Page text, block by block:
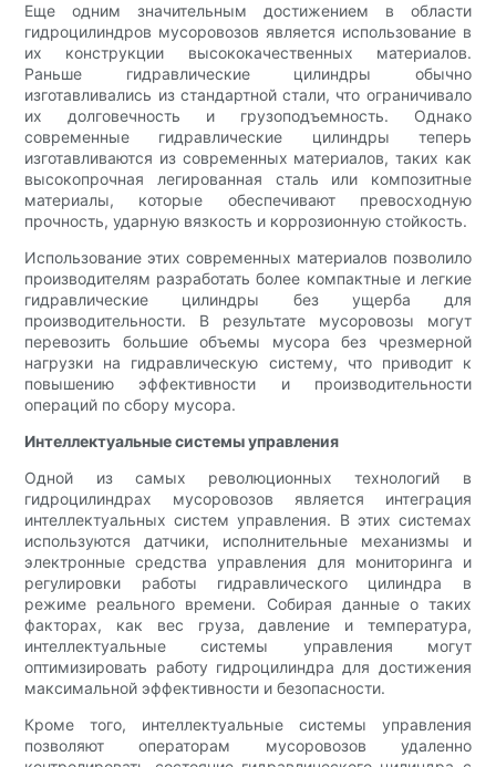
Еще одним значительным достижением в области
гидроцилиндров мусоровозов является использование в
их конструкции высококачественных материалов.
Раньше гидравлические цилиндры обычно
изготавливались из стандартной стали, что ограничивало
их долговечность и грузоподъемность. Однако
современные гидравлические цилиндры теперь
изготавливаются из современных материалов, таких как
высокопрочная легированная сталь или композитные
материалы, которые обеспечивают превосходную
прочность, ударную вязкость и коррозионную стойкость.
Использование этих современных материалов позволило
производителям разработать более компактные и легкие
гидравлические цилиндры без ущерба для
производительности. В результате мусоровозы могут
перевозить большие объемы мусора без чрезмерной
нагрузки на гидравлическую систему, что приводит к
повышению эффективности и производительности
операций по сбору мусора.
Интеллектуальные системы управления
Одной из самых революционных технологий в
гидроцилиндрах мусоровозов является интеграция
интеллектуальных систем управления. В этих системах
используются датчики, исполнительные механизмы и
электронные средства управления для мониторинга и
регулировки работы гидравлического цилиндра в
режиме реального времени. Собирая данные о таких
факторах, как вес груза, давление и температура,
интеллектуальные системы управления могут
оптимизировать работу гидроцилиндра для достижения
максимальной эффективности и безопасности.
Кроме того, интеллектуальные системы управления
позволяют операторам мусоровозов удаленно